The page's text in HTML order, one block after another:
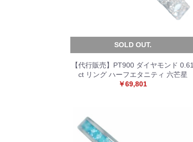
SOLD OUT.
【代行販売】PT900 ダイヤモンド 0.61
ct リング ハーフエタニティ 六芒星
￥69,801